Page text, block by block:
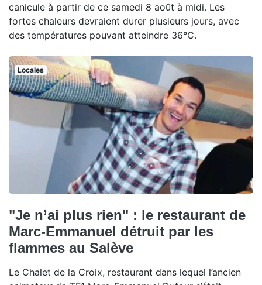
canicule à partir de ce samedi 8 août à midi. Les
fortes chaleurs devraient durer plusieurs jours, avec
des températures pouvant atteindre 36°C.
Locales
"Je n’ai plus rien" : le restaurant de
Marc-Emmanuel détruit par les
flammes au Salève
Le Chalet de la Croix, restaurant dans lequel l’ancien